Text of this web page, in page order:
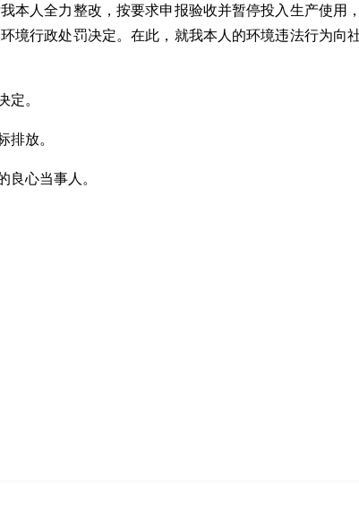
本人全力整改，按要求申报验收并暂停投入生产使用
境行政处罚决定。在此，就我本人的环境违法行为向
定。
排放。
良心当事人。